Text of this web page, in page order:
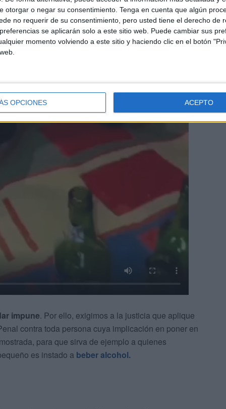
otorgar o negar su consentimiento. Tenga en cuenta que algún
no requerir de su consentimiento, pero usted tiene el derecho de
se aplicarán solo a este sitio web. Puede cambiar sus
momento volviendo a este sitio y haciendo clic en el botón
OPCIONES ACEPTO
impune. Por ello, exigimos a la justicia que aplique
contra toda persona cuya implicación en poner en
para que sirva de ejemplo a quienes
es instado a beber alcohol.